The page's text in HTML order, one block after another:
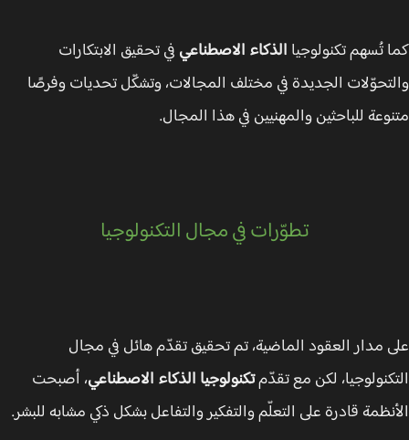
تُسهم تكنولوجياالذكاء الاصطناعيفي تحقيق الابتكارات
الجديدة في مختلف المجالات، وتشكّل تحديات وفرصًا
للباحثين والمهنيين في هذا المجال.
تطوّرات في مجال التكنولوجيا
مدار العقود الماضية، تم تحقيق تقدّم هائل في مجال
لكن مع تقدّمتكنولوجيا الذكاء الاصطناعي، أصبحت
قادرة على التعلّم والتفكير والتفاعل بشكل ذكي مشابه للبشر.